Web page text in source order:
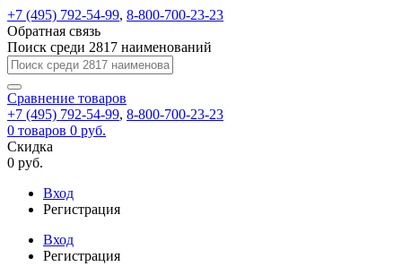
+7 (495) 792-54-99, 8-800-700-23-23
Обратная связь
Поиск среди 2817 наименований
Сравнение товаров
+7 (495) 792-54-99, 8-800-700-23-23
0 товаров 0 руб.
Скидка
0 руб.
Вход
Регистрация
Вход
Регистрация